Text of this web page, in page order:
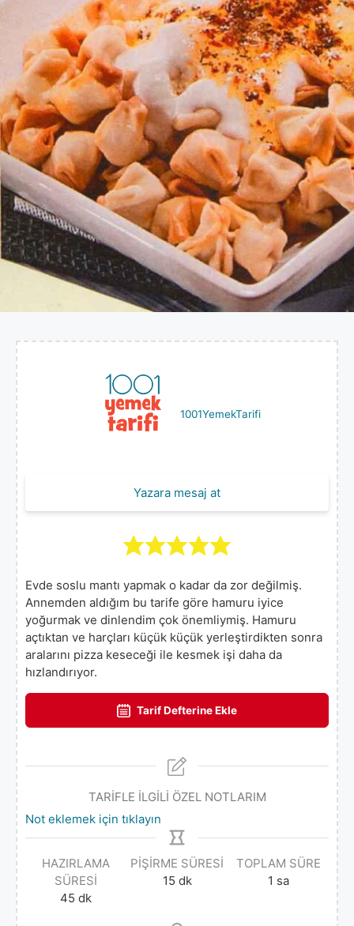
1001YemekTarifi
Yazara mesaj at
Evde soslu mantı yapmak o kadar da zor değilmiş.
Annemden aldığım bu tarife göre hamuru iyice
yoğurmak ve dinlendim çok önemliymiş. Hamuru
açtıktan ve harçları küçük küçük yerleştirdikten sonra
aralarını pizza keseceği ile kesmek işi daha da
hızlandırıyor.
Tarif Defterine Ekle
TARİFLE İLGİLİ ÖZEL NOTLARIM
Not eklemek için tıklayın
HAZIRLAMA
SÜRESI
45 dk
PIŞIRME SÜRESI
15 dk
TOPLAM SÜRE
1 sa